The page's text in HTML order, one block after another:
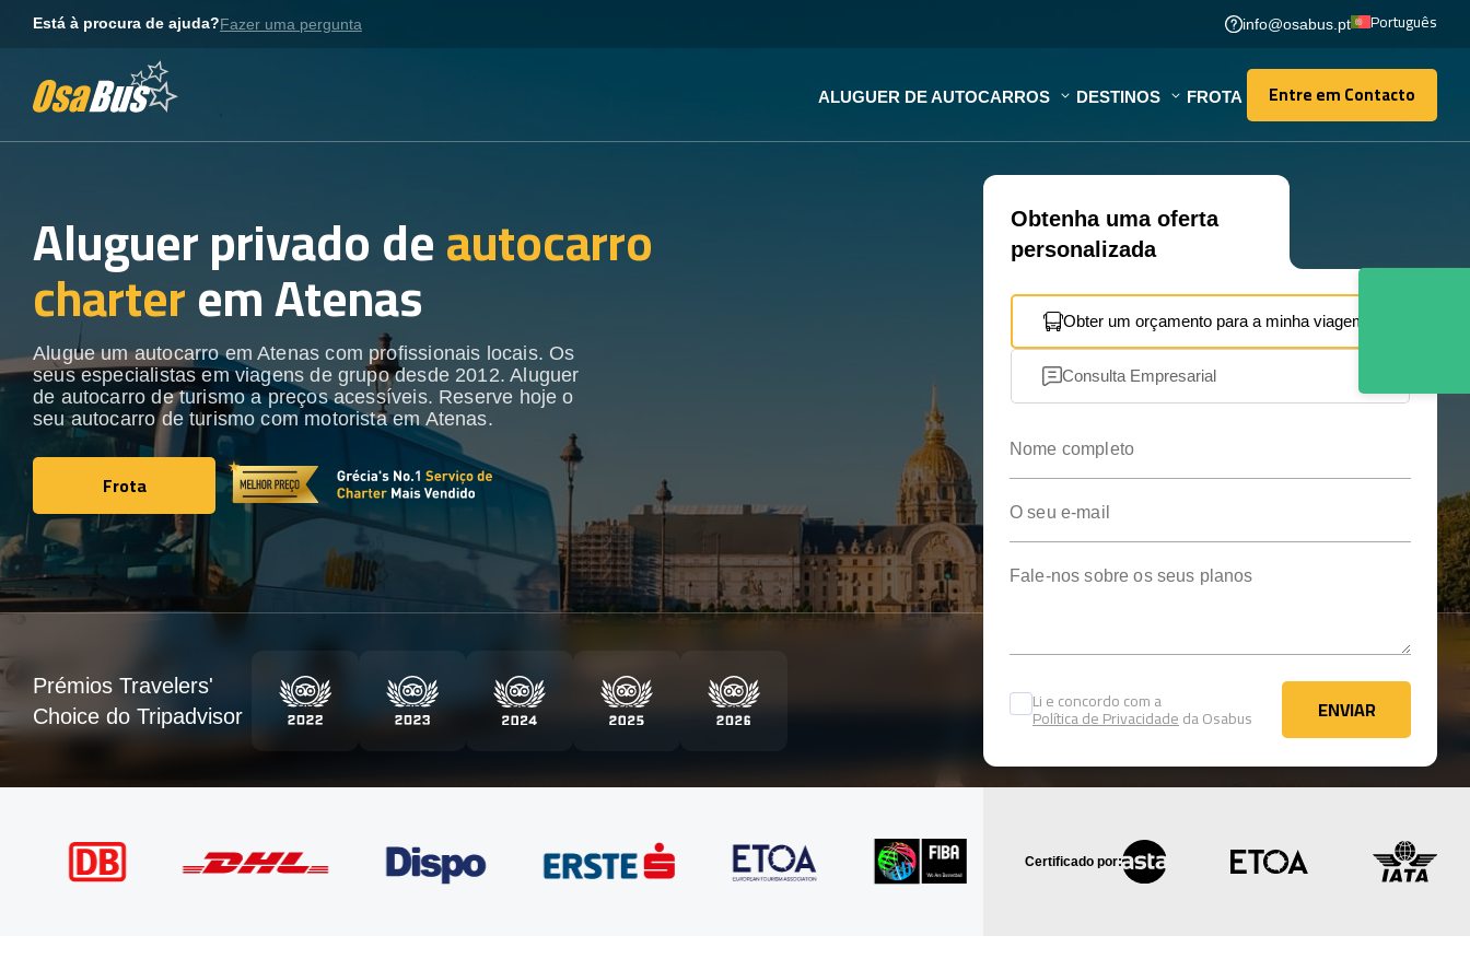
Está à procura de ajuda?Fazer uma pergunta info@osabus.pt Português
ALUGUER DE AUTOCARROS DESTINOS FROTA Entre em Contacto
Entre em Contacto
Aluguer privado deautocarro
charterem Atenas
Alugue um autocarro em Atenas com profissionais locais. Os
seus especialistas em viagens de grupo desde 2012. Aluguer
de autocarro de turismo a preços acessíveis. Reserve hoje o
seu autocarro de turismo com motorista em Atenas.
Frota
Frota
Obtenha uma oferta
personalizada
Obter um orçamento para a minha viagem
Consulta Empresarial
Li e concordo com a
Política de Privacidadeda Osabus ENVIAR
ENVIAR
Prémios Travelers'
Choice do Tripadvisor
Certificado por: